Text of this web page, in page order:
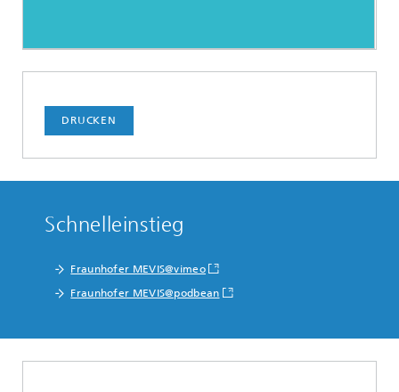
DRUCKEN
Schnelleinstieg
Fraunhofer MEVIS@vimeo
Fraunhofer MEVIS@podbean